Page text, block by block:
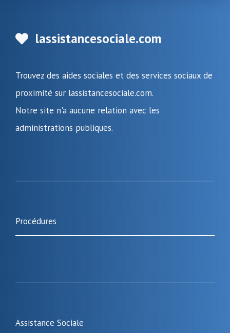
lassistancesociale.com
Trouvez des aides sociales et des services sociaux de
proximité sur lassistancesociale.com.
Notre site n'a aucune relation avec les
administrations publiques.
Procédures
Assistance Sociale